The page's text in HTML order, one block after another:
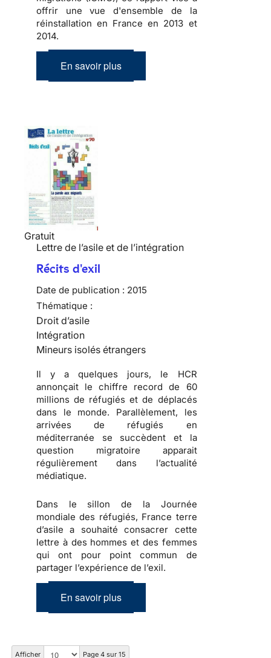
offrir une vue d'ensemble de la
réinstallation en France en 2013 et
2014.
En savoir plus
Gratuit
Lettre de l’asile et de l’intégration
Récits d'exil
Date de publication : 2015
Thématique :
Droit d’asile
Intégration
Mineurs isolés étrangers
Il y a quelques jours, le HCR
annonçait le chiffre record de 60
millions de réfugiés et de déplacés
dans le monde. Parallèlement, les
arrivées de réfugiés en
méditerranée se succèdent et la
question migratoire apparait
régulièrement dans l’actualité
médiatique.
Dans le sillon de la Journée
mondiale des réfugiés, France terre
d’asile a souhaité consacrer cette
lettre à des hommes et des femmes
qui ont pour point commun de
partager l’expérience de l’exil.
En savoir plus
Afficher Page 4 sur 15